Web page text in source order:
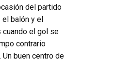
del partido
el balón y el
cuando el gol se
contrario
buen centro de